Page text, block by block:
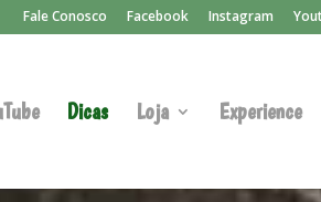
Fale Conosco Facebook Instagram
Dicas Loja Experience